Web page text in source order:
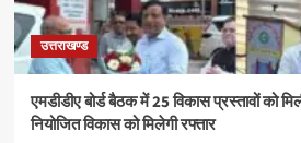
उत्तराखण्ड
एमडीडीए बोर्ड बैठक में 25 विकास प्रस्तावों को
नियोजित विकास को मिलेगी रफ्तार